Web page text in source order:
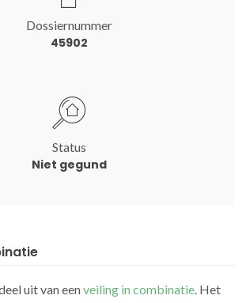
Dossiernummer
45902
Status
Niet gegund
uit van eenveiling in combinatie. Het